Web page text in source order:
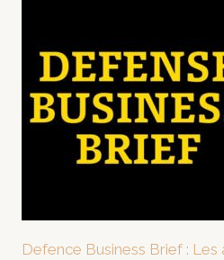
Defence Business Brief :